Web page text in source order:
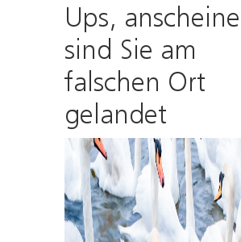
Ups,
sind Sie am
falschen Ort
gelandet